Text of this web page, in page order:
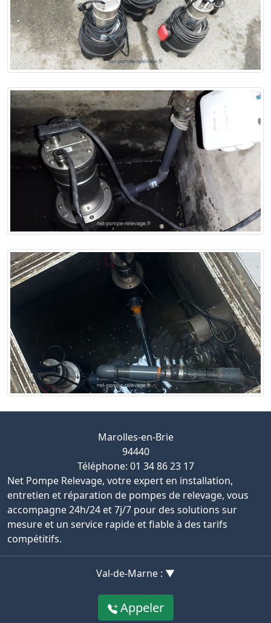
Marolles-en-Brie
94440
Téléphone: 01 34 86 23 17
Net Pompe Relevage, votre expert en installation,
entretien et réparation de pompes de relevage, vous
accompagne 24h/24 et 7j/7 pour des solutions sur
mesure et un service rapide et fiable à des tarifs
compétitifs.
Val-de-Marne : ▼
Appeler